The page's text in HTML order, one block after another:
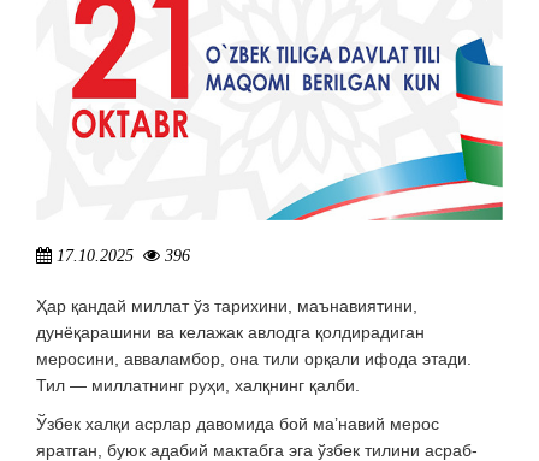
17.10.2025 396
Ҳар қандай миллат ўз тарихини, маънавиятини,
дунёқарашини ва келажак авлодга қолдирадиган
меросини, авваламбор, она тили орқали ифода этади.
Тил — миллатнинг руҳи, халқнинг қалби.
Ўзбек халқи асрлар давомида бой ма’навий мерос
яратган, буюк адабий мактабга эга ўзбек тилини асраб-